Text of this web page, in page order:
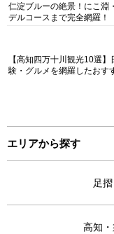
仁淀ブルーの絶景！にこ淵
デルコースまで完全網羅！
【高知四万十川観光10選
験・グルメを網羅したおす
エリアから探す
足
高知・